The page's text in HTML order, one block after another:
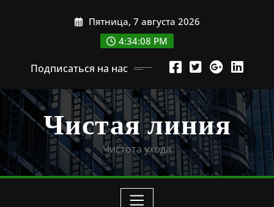
Пятница, 7 августа 2026
4:34:10 PM
Подписаться на нас
Чистая линия
Чистота ухода